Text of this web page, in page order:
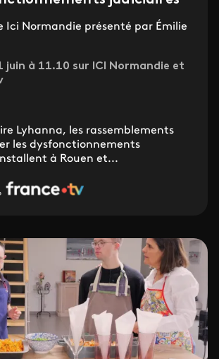
Ici Normandie présenté par Émilie
juin à 11.10 sur ICI Normandie et
Lyhanna, les rassemblements
les dysfonctionnements
à Rouen et...